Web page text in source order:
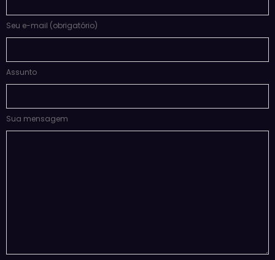
Seu e-mail (obrigatório)
Assunto
Sua mensagem